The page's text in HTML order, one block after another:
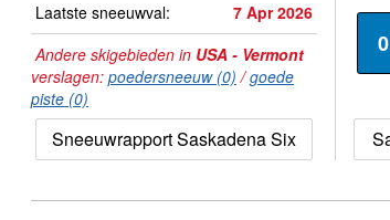
Laatste sneeuwval:
7 Apr 2026
Andere skigebieden in USA - Vermont
verslagen: poedersneeuw (0) /goede
piste (0)
Sneeuwrapport Saskadena Six